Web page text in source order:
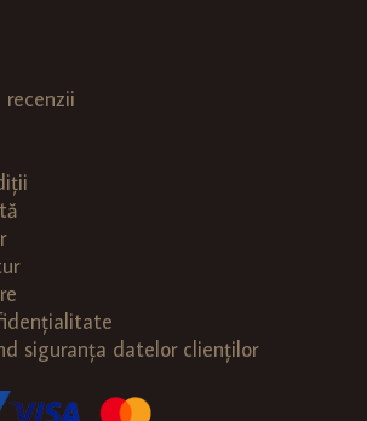
recenzii
siguranța datelor clienților